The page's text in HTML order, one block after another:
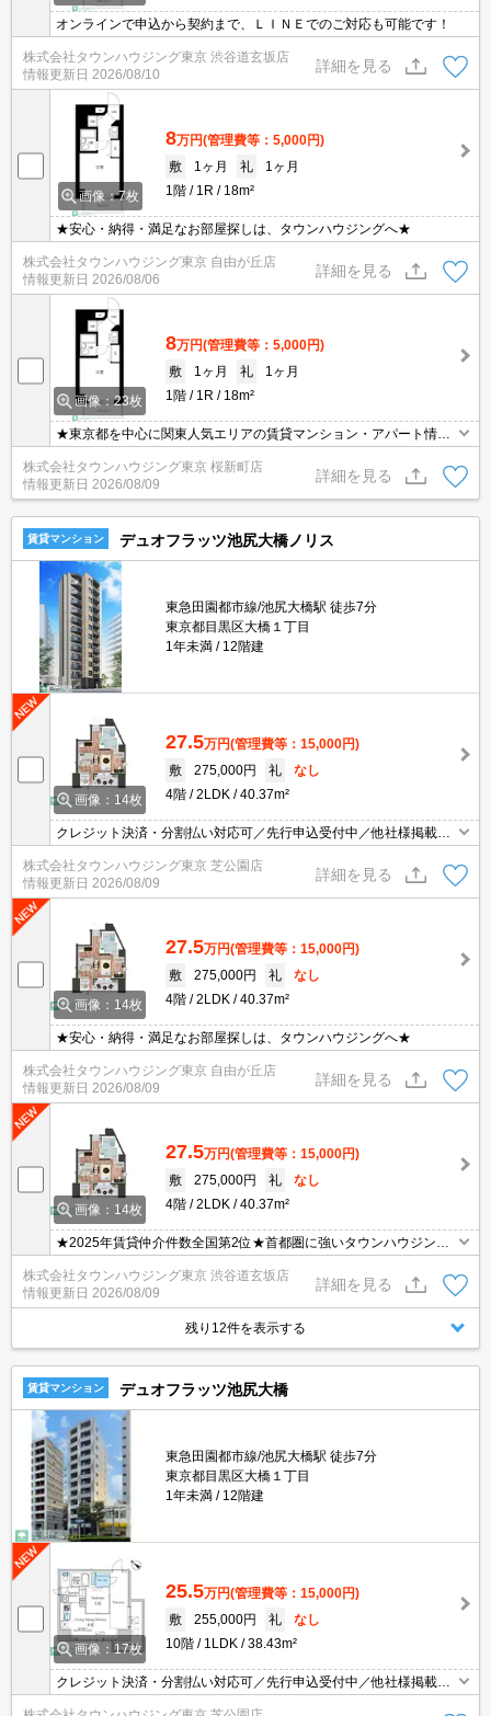
オンラインで申込から契約まで、ＬＩＮＥでのご対応も可能です！
株式会社タウンハウジング東京 渋谷道玄坂店
情報更新日 2026/08/10
詳細を見る
画像：7枚
8万円(管理費等：5,000円)
敷
1ヶ月 礼
1ヶ月
1階
1R 18m²
★安心・納得・満足なお部屋探しは、タウンハウジングへ★
株式会社タウンハウジング東京 自由が丘店
情報更新日 2026/08/06
詳細を見る
画像：23枚
8万円(管理費等：5,000円)
敷
1ヶ月 礼
1ヶ月
1階
1R 18m²
★東京都を中心に関東人気エリアの賃貸マンション・アパート情報
が豊富★お部屋探しは首都圏に強いタウンハウジングにお任せくだ
さい★
株式会社タウンハウジング東京 桜新町店
情報更新日 2026/08/09
詳細を見る
賃貸マンション デュオフラッツ池尻大橋ノリス
東急田園都市線/池尻大橋駅 徒歩7分
東京都目黒区大橋１丁目
1年未満
12階建
画像：14枚
27.5万円(管理費等：15,000円)
敷
275,000円 礼
なし
4階
2LDK 40.37m²
クレジット決済・分割払い対応可／先行申込受付中／他社様掲載物
件もまとめてご案内可能／専任物件多数あり
株式会社タウンハウジング東京 芝公園店
情報更新日 2026/08/09
詳細を見る
画像：14枚
27.5万円(管理費等：15,000円)
敷
275,000円 礼
なし
4階
2LDK 40.37m²
★安心・納得・満足なお部屋探しは、タウンハウジングへ★
株式会社タウンハウジング東京 自由が丘店
情報更新日 2026/08/09
詳細を見る
画像：14枚
27.5万円(管理費等：15,000円)
敷
275,000円 礼
なし
4階
2LDK 40.37m²
★2025年賃貸仲介件数全国第2位★首都圏に強いタウンハウジング
がご案内させていただきます！
株式会社タウンハウジング東京 渋谷道玄坂店
情報更新日 2026/08/09
詳細を見る
残り12件を表示する
賃貸マンション デュオフラッツ池尻大橋
東急田園都市線/池尻大橋駅 徒歩7分
東京都目黒区大橋１丁目
1年未満
12階建
画像：17枚
25.5万円(管理費等：15,000円)
敷
255,000円 礼
なし
10階
1LDK 38.43m²
クレジット決済・分割払い対応可／先行申込受付中／他社様掲載物
件もまとめてご案内可能／専任物件多数あり